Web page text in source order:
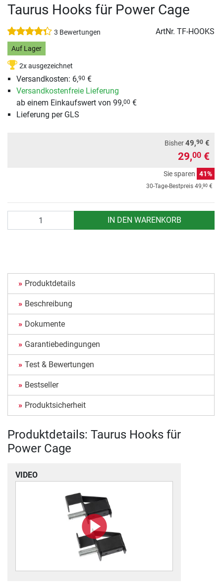
Taurus Hooks für Power Cage
3 Bewertungen ArtNr. TF-HOOKS
Auf Lager
2x ausgezeichnet
Versandkosten: 6,90 €
Versandkostenfreie Lieferung
ab einem Einkaufswert von 99,00 €
Lieferung per GLS
Bisher49,90 €
29,00 €
Sie sparen 41%
30-Tage-Bestpreis 49,90 €
IN DEN WARENKORB
Produktdetails
Beschreibung
Dokumente
Garantiebedingungen
Test & Bewertungen
Bestseller
Produktsicherheit
Produktdetails: Taurus Hooks für
Power Cage
VIDEO